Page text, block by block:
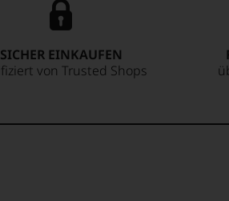
SICHER EINKAUFEN
von Trusted Shops